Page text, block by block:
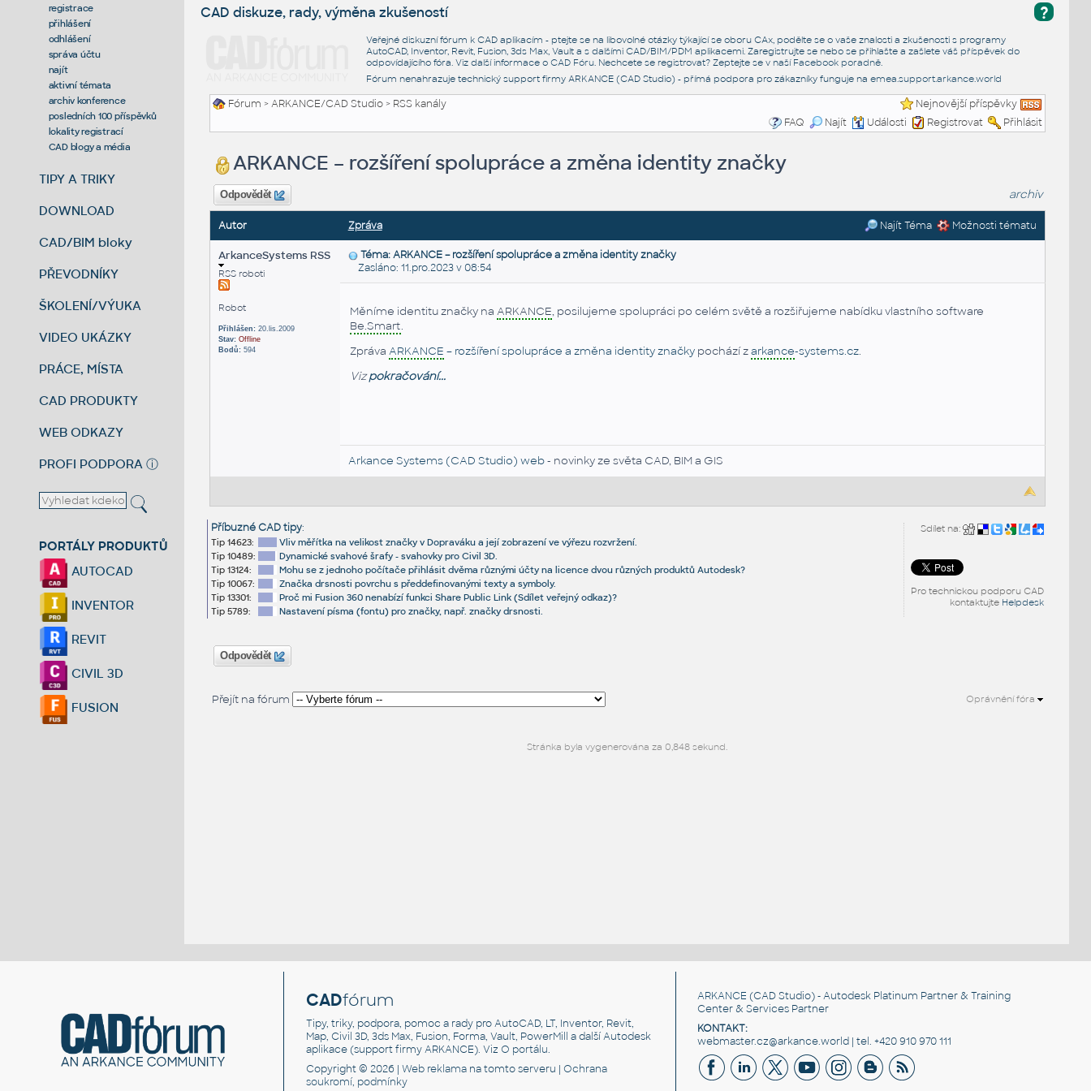
registrace
přihlášení
odhlášení
správa účtu
najít
aktivní témata
archiv konference
posledních 100 příspěvků
lokality registrací
CAD blogy a média
TIPY A TRIKY
DOWNLOAD
CAD/BIM bloky
PŘEVODNÍKY
ŠKOLENÍ/VÝUKA
VIDEO UKÁZKY
PRÁCE, MÍSTA
CAD PRODUKTY
WEB ODKAZY
PROFI PODPORA ⓘ
PORTÁLY PRODUKTŮ
AUTOCAD
INVENTOR
REVIT
CIVIL 3D
FUSION
?
CAD diskuze, rady, výměna zkušeností
Veřejné diskuzní fórum k CAD aplikacím - ptejte se na libovolné otázky týkající se oboru CAx, podělte se o vaše znalosti a zkušenosti s programy
AutoCAD, Inventor, Revit, Fusion, 3ds Max, Vault a s dalšími CAD/BIM/PDM aplikacemi. Zaregistrujte se nebo se přihlašte a zašlete váš příspěvek do
odpovídajícího fóra. Viz další informace o CAD Fóru. Nechcete se registrovat? Zeptejte se v naší Facebook poradně.
Fórum nenahrazuje technický support firmy ARKANCE (CAD Studio) - přímá podpora pro zákazníky funguje na emea.support.arkance.world
Fórum >ARKANCE/CAD Studio> RSS kanály
Nejnovější příspěvky
FAQ
Najít Události Registrovat Přihlásit
ARKANCE – rozšíření spolupráce a změna identity značky
Odpovědět archiv
Autor Zpráva Najít Téma Možnosti tématu
ArkanceSystems RSS
RSS roboti
Robot
Přihlášen:20.lis.2009
Stav: Offline
Bodů:594
Téma: ARKANCE – rozšíření spolupráce a změna identity značky
Zasláno: 11.pro.2023 v 08:54
Měníme identitu značky na ARKANCE, posilujeme spolupráci po celém světě a rozšiřujeme nabídku vlastního software
Be.Smart.
Zpráva ARKANCE – rozšíření spolupráce a změna identity značkypochází zarkance-systems.cz.
Vizpokračování...
Arkance Systems (CAD Studio) web- novinky ze světa CAD, BIM a GIS
Sdílet na:
Pro technickou podporu CAD
kontaktujte Helpdesk
Příbuzné CAD tipy:
Tip 14623:
Vliv měřítka na velikost značky v Dopraváku a její zobrazení ve výřezu rozvržení.
Tip 10489:
Dynamické svahové šrafy - svahovky pro Civil 3D.
Tip 13124:
Mohu se z jednoho počítače přihlásit dvěma různými účty na licence dvou různých produktů Autodesk?
Tip 10067:
Značka drsnosti povrchu s předdefinovanými texty a symboly.
Tip 13301:
Proč mi Fusion 360 nenabízí funkci Share Public Link (Sdílet veřejný odkaz)?
Tip 5789:
Nastavení písma (fontu) pro značky, např. značky drsnosti.
Odpovědět
Přejít na fórum Oprávnění fóra
Stránka byla vygenerována za 0,848 sekund.
CADfórum
Tipy, triky, podpora, pomoc a rady pro AutoCAD, LT, Inventor, Revit,
Map, Civil 3D, 3ds Max, Fusion, Forma, Vault, PowerMill a další Autodesk
aplikace (support firmy ARKANCE). VizO portálu.
Copyright © 2026 |Web reklama na tomto serveru |Ochrana
soukromí, podmínky
ARKANCE (CAD Studio) - Autodesk Platinum Partner & Training
Center & Services Partner
KONTAKT:
webmaster.cz@arkance.world | tel. +420 910 970 111